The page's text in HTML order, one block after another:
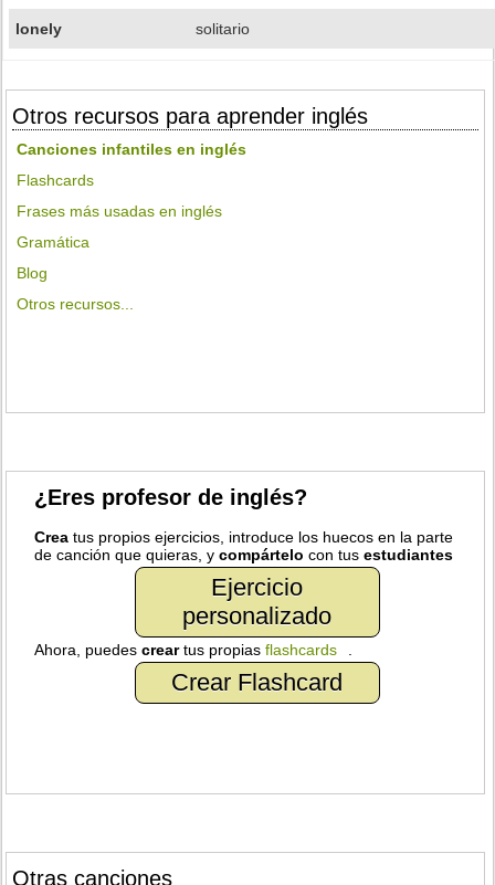
lonely solitario
Otros recursos para aprender inglés
Canciones infantiles en inglés
Flashcards
Frases más usadas en inglés
Gramática
Blog
Otros recursos...
¿Eres profesor de inglés?
Crea tus propios ejercicios, introduce los huecos en la parte
de canción que quieras, ycompártelo con tusestudiantes
Ejercicio
personalizado
Ahora, puedescreartus propiasflashcards
Crear Flashcard
Otras canciones